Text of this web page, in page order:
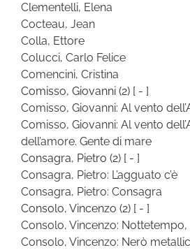
Clementelli, Elena
Cocteau, Jean
Colla, Ettore
Colucci, Carlo Felice
Comencini, Cristina
Comisso, Giovanni (2) [ - ]
Comisso, Giovanni: Al vento
Comisso, Giovanni: Al vento
dell’amore. Gente di mare
Consagra, Pietro (2) [ - ]
Consagra, Pietro: L’agguato c’è
Consagra, Pietro: Consagra
Consolo, Vincenzo (2) [ - ]
Consolo, Vincenzo:
Consolo, Vincenzo: Nerò